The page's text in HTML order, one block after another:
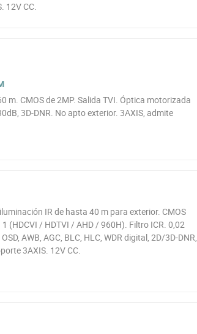
12V CC.
m. CMOS de 2MP. Salida TVI. Óptica motorizada
3D-DNR. No apto exterior. 3AXIS, admite
IR de hasta 40 m para exterior. CMOS
(HDCVI / HDTVI / AHD / 960H). Filtro ICR. 0,02
AWB, AGC, BLC, HLC, WDR digital, 2D/3D-DNR,
3AXIS. 12V CC.